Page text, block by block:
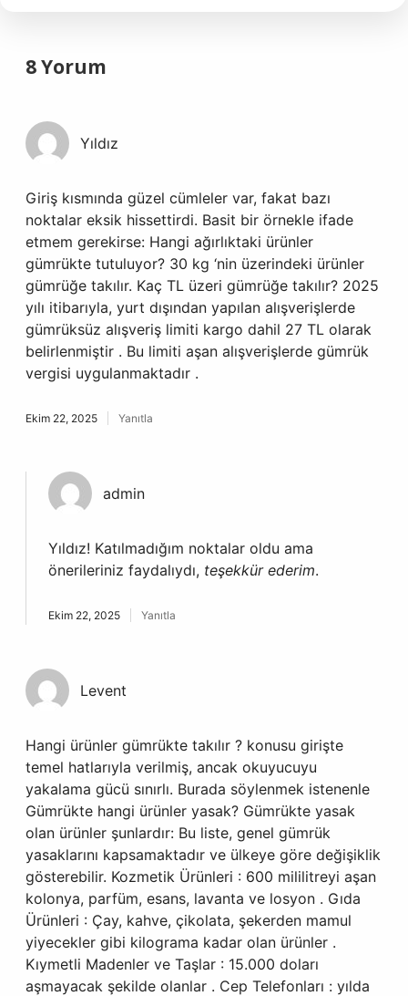
8 Yorum
Yıldız
Giriş kısmında güzel cümleler var, fakat bazı
noktalar eksik hissettirdi. Basit bir örnekle ifade
etmem gerekirse: Hangi ağırlıktaki ürünler
gümrükte tutuluyor? 30 kg ‘nin üzerindeki ürünler
gümrüğe takılır. Kaç TL üzeri gümrüğe takılır? 2025
yılı itibarıyla, yurt dışından yapılan alışverişlerde
gümrüksüz alışveriş limiti kargo dahil 27 TL olarak
belirlenmiştir . Bu limiti aşan alışverişlerde gümrük
vergisi uygulanmaktadır .
Ekim 22, 2025 Yanıtla
admin
Yıldız! Katılmadığım noktalar oldu ama
önerileriniz faydalıydı, teşekkür ederim.
Ekim 22, 2025 Yanıtla
Levent
Hangi ürünler gümrükte takılır ? konusu girişte
temel hatlarıyla verilmiş, ancak okuyucuyu
yakalama gücü sınırlı. Burada söylenmek istenenle
Gümrükte hangi ürünler yasak? Gümrükte yasak
olan ürünler şunlardır: Bu liste, genel gümrük
yasaklarını kapsamaktadır ve ülkeye göre değişiklik
gösterebilir. Kozmetik Ürünleri : 600 mililitreyi aşan
kolonya, parfüm, esans, lavanta ve losyon . Gıda
Ürünleri : Çay, kahve, çikolata, şekerden mamul
yiyecekler gibi kilograma kadar olan ürünler .
Kıymetli Madenler ve Taşlar : 15.000 doları
aşmayacak şekilde olanlar . Cep Telefonları : yılda